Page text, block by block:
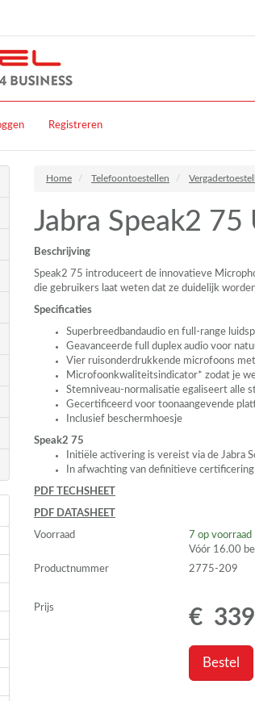
Registreren
Home Telefoontoestellen
Jabra Speak2 75
Beschrijving
Speak2 75 introduceert de innovatieve
die gebruikers laat weten dat ze duidelijk
Specificaties
Superbreedbandaudio en full-range
Geavanceerde full duplex audio voor
Vier ruisonderdrukkende microfoons
Microfoonkwaliteitsindicator* zodat je
Stemniveau-normalisatie egaliseert alle
Gecertificeerd voor toonaangevende
Inclusief beschermhoesje
Speak2 75
Initiële activering is vereist via de Jabra
In afwachting van definitieve certificering
PDF TECHSHEET
PDF DATASHEET
Voorraad 7 op voorraad
Vóór 16.00
Productnummer
2775-209
Prijs € 339
Bestel